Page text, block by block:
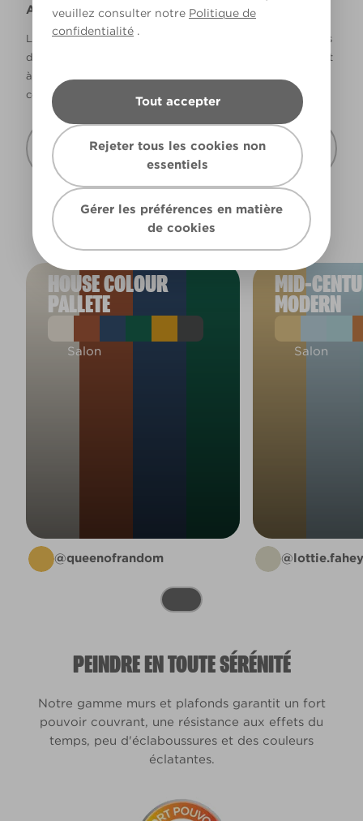
veuillez consulter notre Politique de
confidentialité .
Tout accepter
Rejeter tous les cookies non
essentiels
Gérer les préférences en matière
de cookies
Avertissement
La façon dont les couleurs s’affichent varie selon les écrans
d’ordinateur et les imprimantes. Les couleurs qui s’affichent
à l’écran et les couleurs imprimées peuvent ne pas
correspondre à la couleur réelle de la peinture.
Recevoir cette carte de couleur à mon
domicile
HOUSE COLOUR
PALLETE
Salon
@queenofrandom
MID-
MODERN
Salon
@lottie.fahey
PEINDRE EN TOUTE SÉRÉNITÉ
Notre gamme murs et plafonds garantit un fort
pouvoir couvrant, une résistance aux effets du
temps, peu d'éclaboussures et des couleurs
éclatantes.